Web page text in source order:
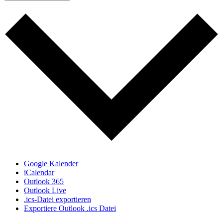
Google Kalender
iCalendar
Outlook 365
Outlook Live
.ics-Datei exportieren
Exportiere Outlook .ics Datei